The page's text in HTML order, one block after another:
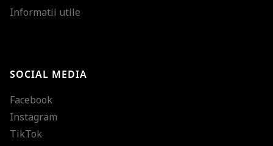
Informatii utile
SOCIAL MEDIA
Facebook
Instagram
TikTok